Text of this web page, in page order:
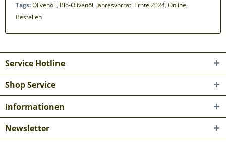
Tags:Olivenöl , Bio-Olivenöl, Jahresvorrat, Ernte 2024, Online,
Bestellen
Service Hotline
Shop Service
Informationen
Newsletter